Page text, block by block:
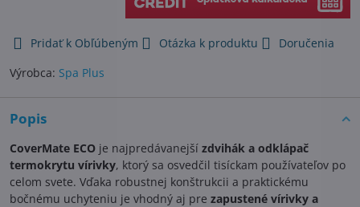
Pridať k Obľúbeným Otázka k produktu
Doručenia
Výrobca: Spa Plus
Popis
CoverMate ECO je najpredávanejší zdvihák a odklápač
termokrytu vírivky, ktorý sa osvedčil tisíckam používateľov po
celom svete. Vďaka robustnej konštrukcii a praktickému
bočnému uchyteniu je vhodný aj pre zapustené vírivky a